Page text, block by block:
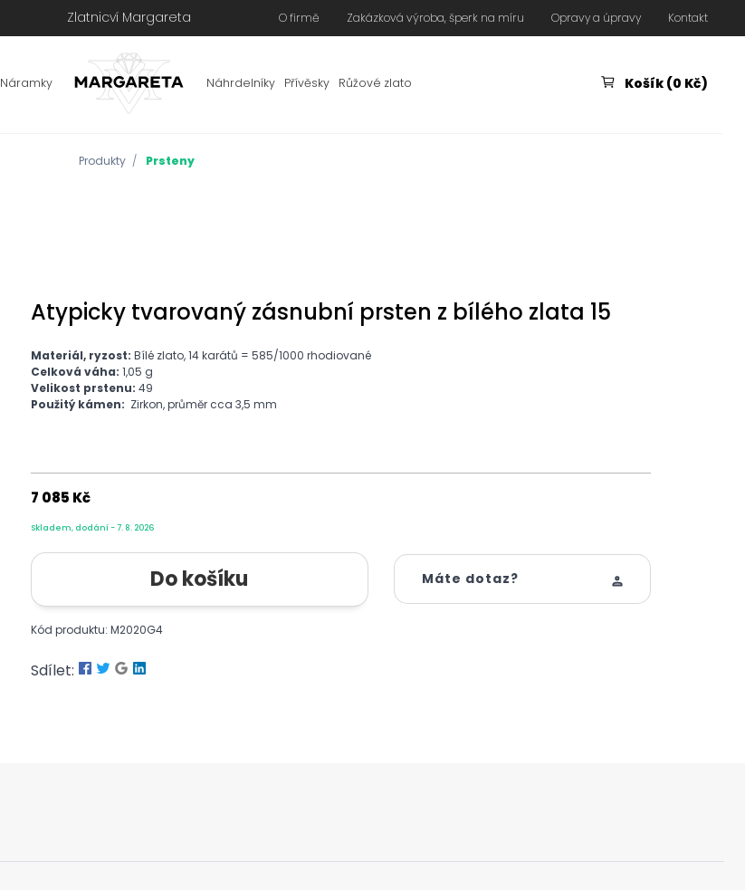
Zlatnicví Margareta O firmě Zakázková výroba, šperk na míru Opravy a úpravy Kontakt
Náramky Náhrdelníky Přívěsky Růžové zlato Košík (0 Kč)
Produkty Prsteny
Atypicky tvarovaný zásnubní prsten z bílého zlata 15
Materiál, ryzost: Bílé zlato, 14 karátů = 585/1000 rhodiované
Celková váha: 1,05 g
Velikost prstenu: 49
Použitý kámen: Zirkon, průměr cca 3,5 mm
7 085 Kč
Skladem, dodání - 7. 8. 2026
Máte dotaz?
Kód produktu: M2020G4
Sdílet: